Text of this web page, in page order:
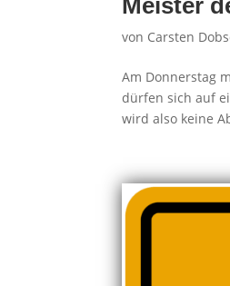
von Carsten
Am Donnerstag
dürfen sich auf
wird also keine